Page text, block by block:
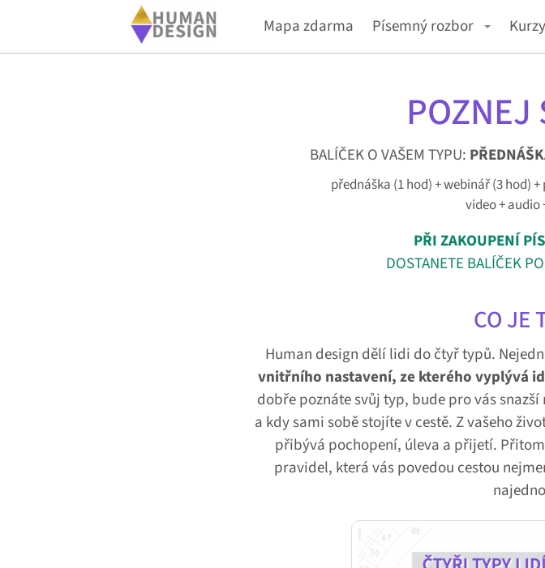
Mapa zdarma Písemný rozbor Kurzy
POZNEJ
BALÍČEK O VAŠEM TYPU:
přednáška (1 hod) + webinář (3 hod)
video + audio
PŘI ZAKOUPENÍ
DOSTANETE BALÍČEK
CO JE
Human design dělí lidi do čtyř typů.
vnitřního nastavení, ze kterého vyplývá
dobře poznáte svůj typ, bude pro vás
a kdy sami sobě stojíte v cestě. Z vašeho
přibývá pochopení, úleva a přijetí.
pravidel, která vás povedou cestou